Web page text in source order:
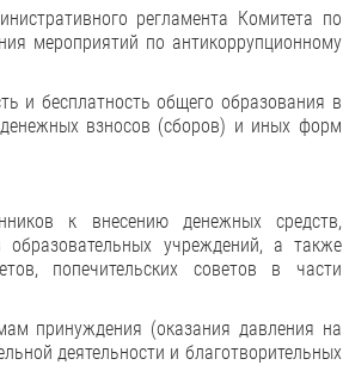
регламента Комитета по
мероприятий по антикоррупционному
и бесплатность общего образования в
денежных взносов (сборов) и иных форм
к внесению денежных средств,
учреждений, а также
попечительских советов в части
принуждения (оказания давления на
деятельности и благотворительных